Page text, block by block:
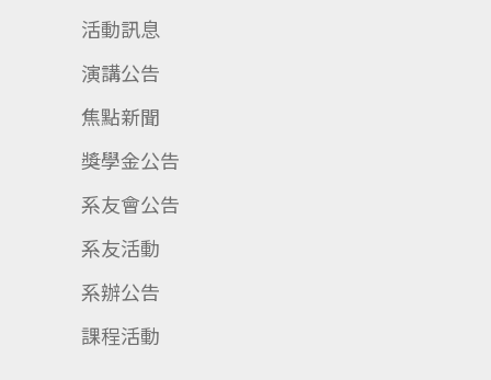
活動訊息
演講公告
焦點新聞
獎學金公告
系友會公告
系友活動
系辦公告
課程活動